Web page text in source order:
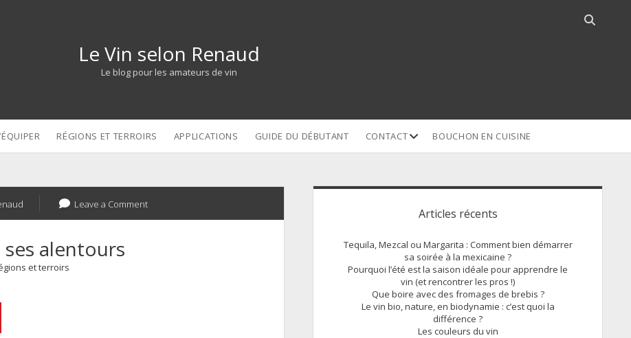
Open
Le Vin selon Renaud
Le blog pour les amateurs de vin
RÉGIONS ET TERROIRS APPLICATIONS GUIDE DU DÉBUTANT CONTACTopenBOUCHON EN CUISINE
Leave a Comment
alentours
et terroirs
Sidebar
Articles récents
Tequila, Mezcal ou Margarita : Comment bien démarrer
sa soirée à la mexicaine ?
Pourquoi l’été est la saison idéale pour apprendre le
vin (et rencontrer les pros !)
Que boire avec des fromages de brebis ?
Le vin bio, nature, en biodynamie : c’est quoi la
différence ?
Les couleurs du vin